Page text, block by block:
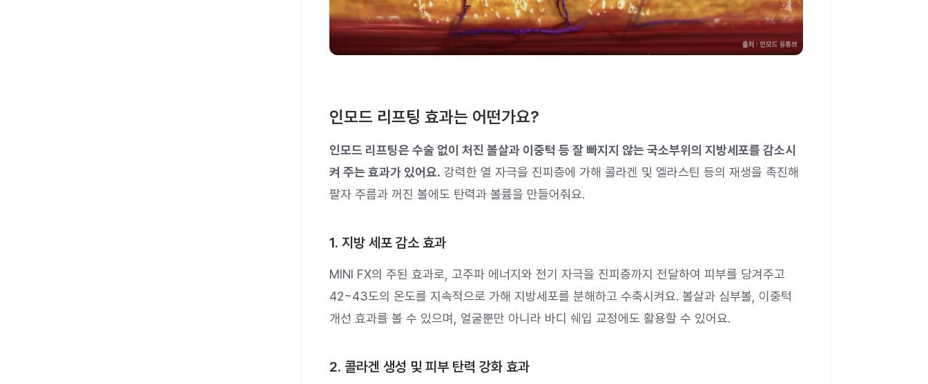
인모드 리프팅 효과는 어떤가요?
인모드 리프팅은 수술 없이 처진 볼살과 이중턱 등 잘 빠지지 않는 국소부위의 지방세포를 감소시
켜 주는 효과가 있어요. 강력한 열 자극을 진피층에 가해 콜라겐 및 엘라스틴 등의 재생을 촉진해
팔자 주름과 꺼진 볼에도 탄력과 볼륨을 만들어줘요.
1. 지방 세포 감소 효과
MINI FX의 주된 효과로, 고주파 에너지와 전기 자극을 진피층까지 전달하여 피부를 당겨주고
42~43도의 온도를 지속적으로 가해 지방세포를 분해하고 수축시켜요. 볼살과 심부볼, 이중턱
개선 효과를 볼 수 있으며, 얼굴뿐만 아니라 바디 쉐입 교정에도 활용할 수 있어요.
2. 콜라겐 생성 및 피부 탄력 강화 효과